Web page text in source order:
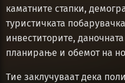
каматните стапки,
туристичката
инвеститорите,
планирање и обемот на
Тие заклучуваат дека